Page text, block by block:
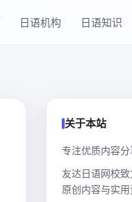
日语机构 日语知识
关于本站
专注优质内容分
友达日语网校
原创内容与实用